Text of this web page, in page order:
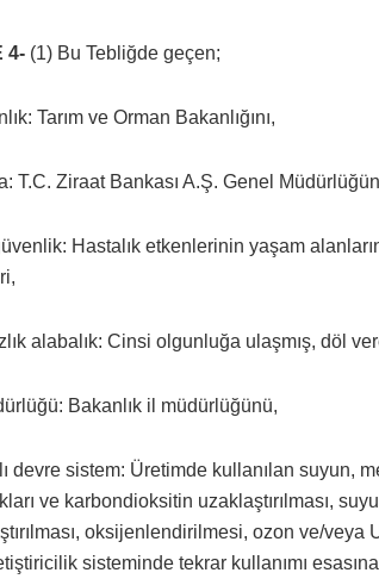
4- (1) Bu Tebliğde geçen;
Tarım ve Orman Bakanlığını,
T.C. Ziraat Bankası A.Ş. Genel
Hastalık etkenlerinin yaşam
alabalık: Cinsi olgunluğa ulaşmış, döl
Bakanlık il müdürlüğünü,
devre sistem: Üretimde kullanılan suyun,
ve karbondioksitin uzaklaştırılması,
oksijenlendirilmesi, ozon ve/
sisteminde tekrar kullanımı